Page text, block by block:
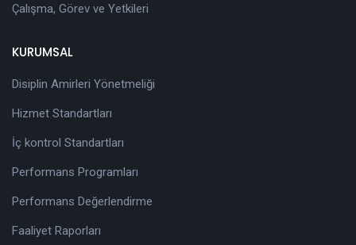
Çalışma, Görev ve Yetkileri
KURUMSAL
Disiplin Amirleri Yönetmeliği
Hizmet Standartları
İç kontrol Standartları
Performans Programları
Performans Değerlendirme
Faaliyet Raporları